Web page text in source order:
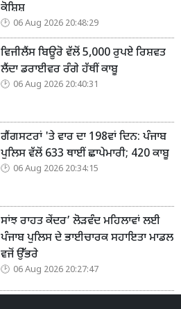
ਕੋਸ਼ਿਸ਼
06 Aug 2026 20:48:29
ਵਿਜੀਲੈਂਸ ਬਿਊਰੋ ਵੱਲੋਂ 5,000 ਰੁਪਏ ਰਿਸ਼ਵਤ
ਲੈਂਦਾ ਡਰਾਈਵਰ ਰੰਗੇ ਹੱਥੀਂ ਕਾਬੂ
06 Aug 2026 20:40:31
ਗੈਂਗਸਟਰਾਂ 'ਤੇ ਵਾਰ ਦਾ 198ਵਾਂ ਦਿਨ: ਪੰਜਾਬ
ਪੁਲਿਸ ਵੱਲੋਂ 633 ਥਾਈਂ ਛਾਪੇਮਾਰੀ; 420 ਕਾਬੂ
06 Aug 2026 20:34:15
ਸਾਂਝ ਰਾਹਤ ਕੇਂਦਰ’ ਲੋੜਵੰਦ ਮਹਿਲਾਵਾਂ ਲਈ
ਪੰਜਾਬ ਪੁਲਿਸ ਦੇ ਭਾਈਚਾਰਕ ਸਹਾਇਤਾ ਮਾਡਲ
ਵਜੋਂ ਉੱਭਰੇ
06 Aug 2026 20:27:47